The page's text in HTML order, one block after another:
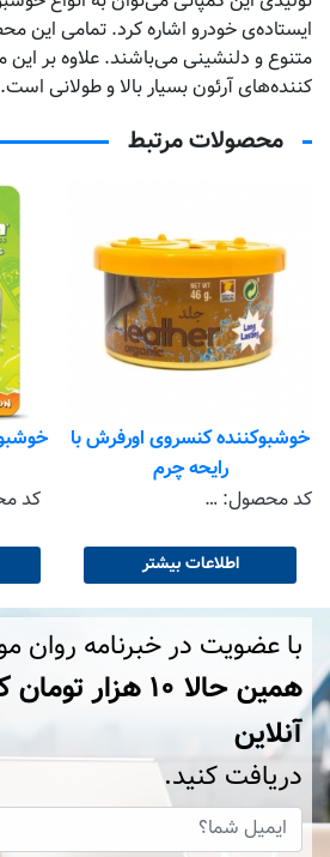
ایستاده‌ی خودرو اشاره کرد. تمامی این
متنوع و دلنشینی می‌باشند. علاوه بر این
کننده‌های آرئون بسیار بالا و طولانی است.
محصولات مرتبط
خوشبوکننده کنسروی اورفرش با
رایحه چرم
کد محصول:
EVO-LTHR 000313
اطلاعات بیشتر
کد
با عضویت در خبرنامه روان
همین حالا ۱۰
آنلاین
دریافت کنید.